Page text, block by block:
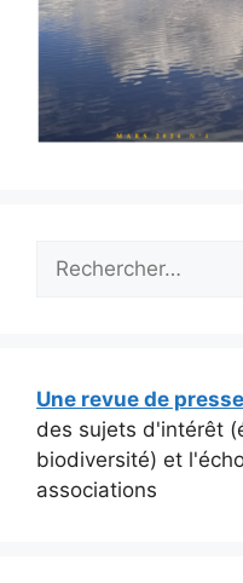
Rechercher :
Une revue de
des sujets d'intérêt
biodiversité) et
associations